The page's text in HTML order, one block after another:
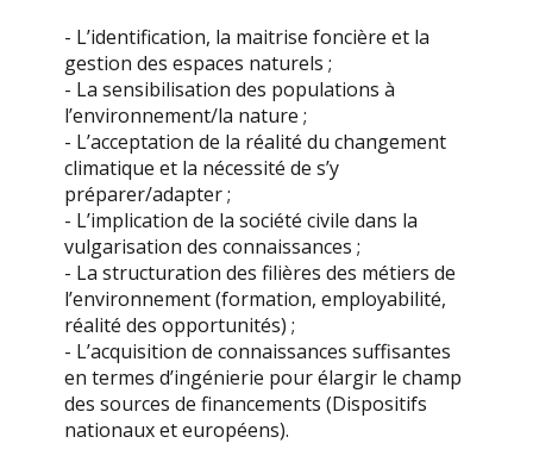
- L’identification, la maitrise foncière et la
gestion des espaces naturels ;
- La sensibilisation des populations à
l’environnement/la nature ;
- L’acceptation de la réalité du changement
climatique et la nécessité de s’y
préparer/adapter ;
- L’implication de la société civile dans la
vulgarisation des connaissances ;
- La structuration des filières des métiers de
l’environnement (formation, employabilité,
réalité des opportunités) ;
- L’acquisition de connaissances suffisantes
en termes d’ingénierie pour élargir le champ
des sources de financements (Dispositifs
nationaux et européens).